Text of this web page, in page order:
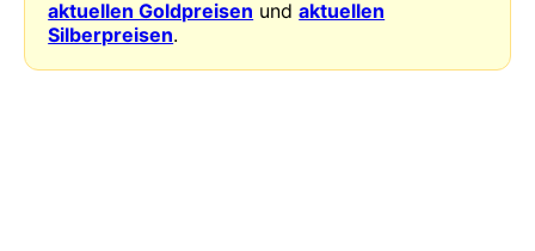
aktuellen Goldpreisen undaktuellen
Silberpreisen.